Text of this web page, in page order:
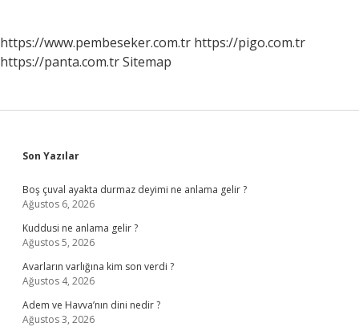
https://www.pembeseker.com.tr https://pigo.com.tr
https://panta.com.trSitemap
Sidebar
Son Yazılar
Boş çuval ayakta durmaz deyimi ne anlama gelir ?
Ağustos 6, 2026
Kuddusi ne anlama gelir ?
Ağustos 5, 2026
Avarların varlığına kim son verdi ?
Ağustos 4, 2026
Adem ve Havva’nın dini nedir ?
Ağustos 3, 2026